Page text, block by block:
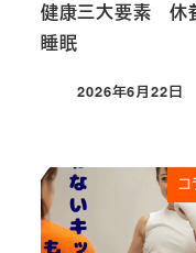
健康三大要素 休
睡眠
投稿日
2026年6月22日
コ